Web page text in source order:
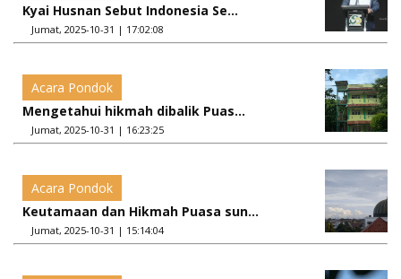
Kyai Husnan Sebut Indonesia Se...
Jumat, 2025-10-31 | 17:02:08
Acara Pondok
Mengetahui hikmah dibalik Puas...
Jumat, 2025-10-31 | 16:23:25
Acara Pondok
Keutamaan dan Hikmah Puasa sun...
Jumat, 2025-10-31 | 15:14:04